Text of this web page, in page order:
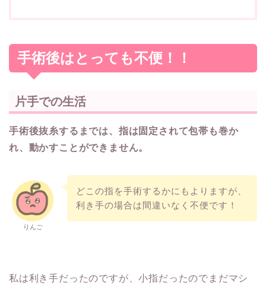
手術後はとっても不便！！
片手での生活
手術後抜糸するまでは、指は固定されて包帯も巻か
れ、動かすことができません。
りんご
どこの指を手術するかにもよりますが、
利き手の場合は間違いなく不便です！
私は利き手だったのですが、小指だったのでまだマシ